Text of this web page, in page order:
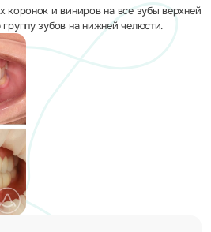
коронок и виниров на все зубы верхней
зубов на нижней челюсти.